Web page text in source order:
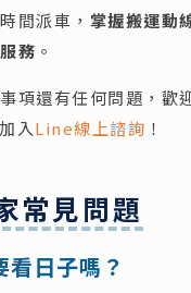
間派車， 掌握搬運動
務 。
項還有任何問題，歡
入Line線上諮詢 ！
常見問題
日子嗎？